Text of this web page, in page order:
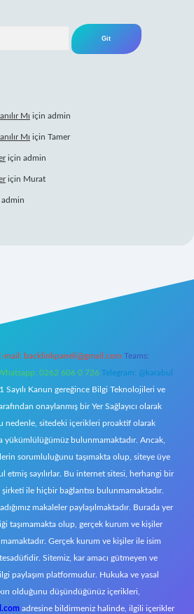
Mı için admin
Mı için Tamer
için admin
için Murat
admin
mail: backlinkpaneli@gmail.com Teams:
0262 606 0 726 Telegram: @karabul
Sayılı Kanun gereğince Bilgi Teknolojileri ve
onaylanmış bir Yer Sağlayıcı olarak
nedenle, sitedeki içerikleri proaktif olarak
yükümlülüğümüz bulunmamaktadır. Ancak,
sorumluluğunu taşımakta olup, siteye üye
etmiş sayılırlar. Bu internet sitesi, herhangi bir
ile hiçbir bağlantısı bulunmamaktadır.
makaleler paylaşılmaktadır. Burada yer
taşımamakta olup, gerçek kurum ve kişiler
Gerçek kurum ve kişiler ile isim
Sitemiz, kar amacı gütmeyen ve
paylaşım platformudur. Hukuka ve yasal
olduğunu düşündüğünüz içerikleri,
adresine bildirmeniz halinde, ilgili içerikler